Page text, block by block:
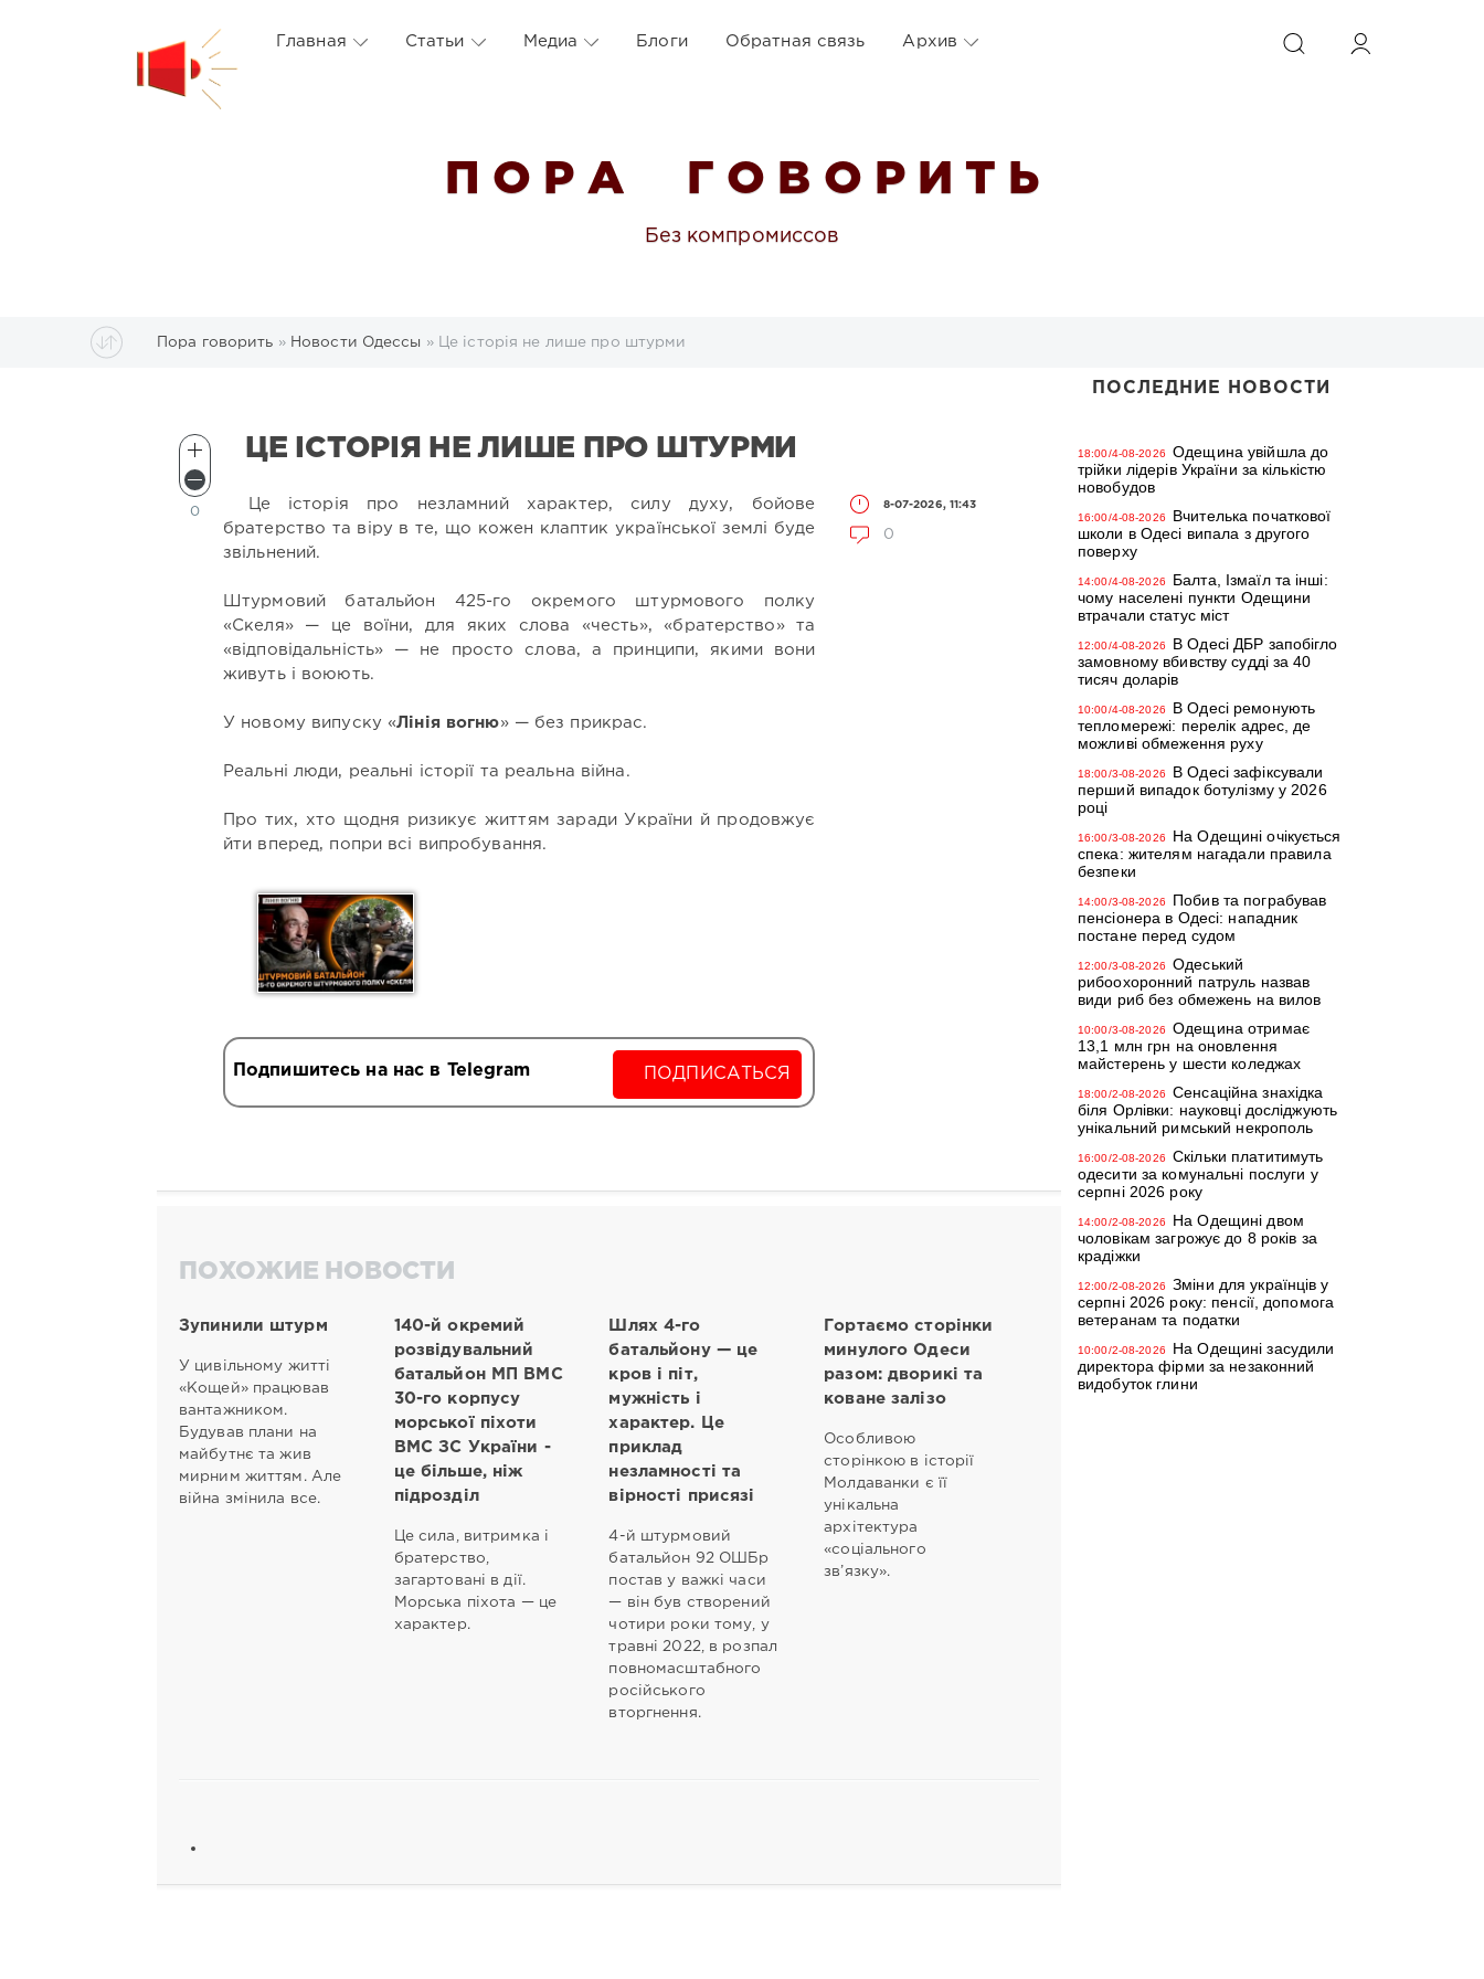
ИСКАТЬ
Главная Статьи Медиа Блоги Обратная связь Архив
П О Р А Г О В О Р И Т Ь
Без компромиссов
Пора говорить » Новости Одессы » Це історія не лише про штурми
ЦЕ ІСТОРІЯ НЕ ЛИШЕ ПРО ШТУРМИ
8-07-2026, 11:43
0
0
Це історія про незламний характер, силу духу, бойове
братерство та віру в те, що кожен клаптик української землі буде
звільнений.
Штурмовий батальйон 425-го окремого штурмового полку
«Скеля» — це воїни, для яких слова «честь», «братерство» та
«відповідальність» — не просто слова, а принципи, якими вони
живуть і воюють.
У новому випуску «Лінія вогню» — без прикрас.
Реальні люди, реальні історії та реальна війна.
Про тих, хто щодня ризикує життям заради України й продовжує
йти вперед, попри всі випробування.
Подпишитесь на нас в Telegram ПОДПИСАТЬСЯ
ПОХОЖИЕ НОВОСТИ
Зупинили штурм
У цивільному житті
«Кощей» працював
вантажником.
Будував плани на
майбутнє та жив
мирним життям. Але
війна змінила все.
140-й окремий
розвідувальний
батальйон МП ВМС
30-го корпусу
морської піхоти
ВМС ЗС України -
це більше, ніж
підрозділ
Це сила, витримка і
братерство,
загартовані в дії.
Морська піхота — це
характер.
Шлях 4-го
батальйону — це
кров і піт,
мужність і
характер. Це
приклад
незламності та
вірності присязі
4-й штурмовий
батальйон 92 ОШБр
постав у важкі часи
— він був створений
чотири роки тому, у
травні 2022, в розпал
повномасштабного
російського
вторгнення.
Гортаємо сторінки
минулого Одеси
разом: дворикі та
коване залізо
Особливою
сторінкою в історії
Молдаванки є її
унікальна
архітектура
«соціального
зв’язку».
ПОСЛЕДНИЕ НОВОСТИ
18:00/4-08-2026
Одещина увійшла до
трійки лідерів України за кількістю
новобудов
16:00/4-08-2026
Вчителька початкової
школи в Одесі випала з другого
поверху
14:00/4-08-2026
Балта, Ізмаїл та інші:
чому населені пункти Одещини
втрачали статус міст
12:00/4-08-2026
В Одесі ДБР запобігло
замовному вбивству судді за 40
тисяч доларів
10:00/4-08-2026
В Одесі ремонують
тепломережі: перелік адрес, де
можливі обмеження руху
18:00/3-08-2026
В Одесі зафіксували
перший випадок ботулізму у 2026
році
16:00/3-08-2026
На Одещині очікується
спека: жителям нагадали правила
безпеки
14:00/3-08-2026
Побив та пограбував
пенсіонера в Одесі: нападник
постане перед судом
12:00/3-08-2026
Одеський
рибоохоронний патруль назвав
види риб без обмежень на вилов
10:00/3-08-2026
Одещина отримає
13,1 млн грн на оновлення
майстерень у шести коледжах
18:00/2-08-2026
Сенсаційна знахідка
біля Орлівки: науковці досліджують
унікальний римський некрополь
16:00/2-08-2026
Скільки платитимуть
одесити за комунальні послуги у
серпні 2026 року
14:00/2-08-2026
На Одещині двом
чоловікам загрожує до 8 років за
крадіжки
12:00/2-08-2026
Зміни для українців у
серпні 2026 року: пенсії, допомога
ветеранам та податки
10:00/2-08-2026
На Одещині засудили
директора фірми за незаконний
видобуток глини